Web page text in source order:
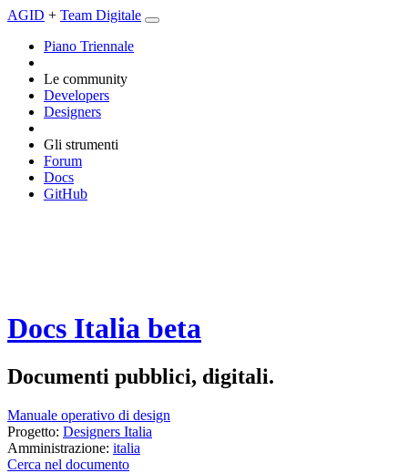
AGID + Team Digitale
Piano Triennale
Le community
Developers
Designers
Gli strumenti
Forum
Docs
GitHub
Docs Italia beta
Documenti pubblici, digitali.
Manuale operativo di design
Progetto: Designers Italia
Amministrazione: italia
Cerca nel documento